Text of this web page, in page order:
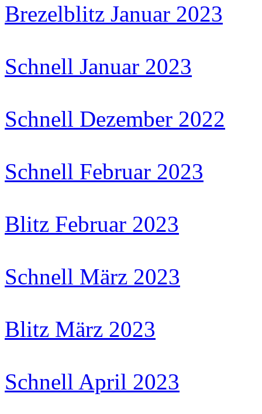
Brezelblitz Januar 2023
Schnell Januar 2023
Schnell Dezember 2022
Schnell Februar 2023
Blitz Februar 2023
Schnell März 2023
Blitz März 2023
Schnell April 2023